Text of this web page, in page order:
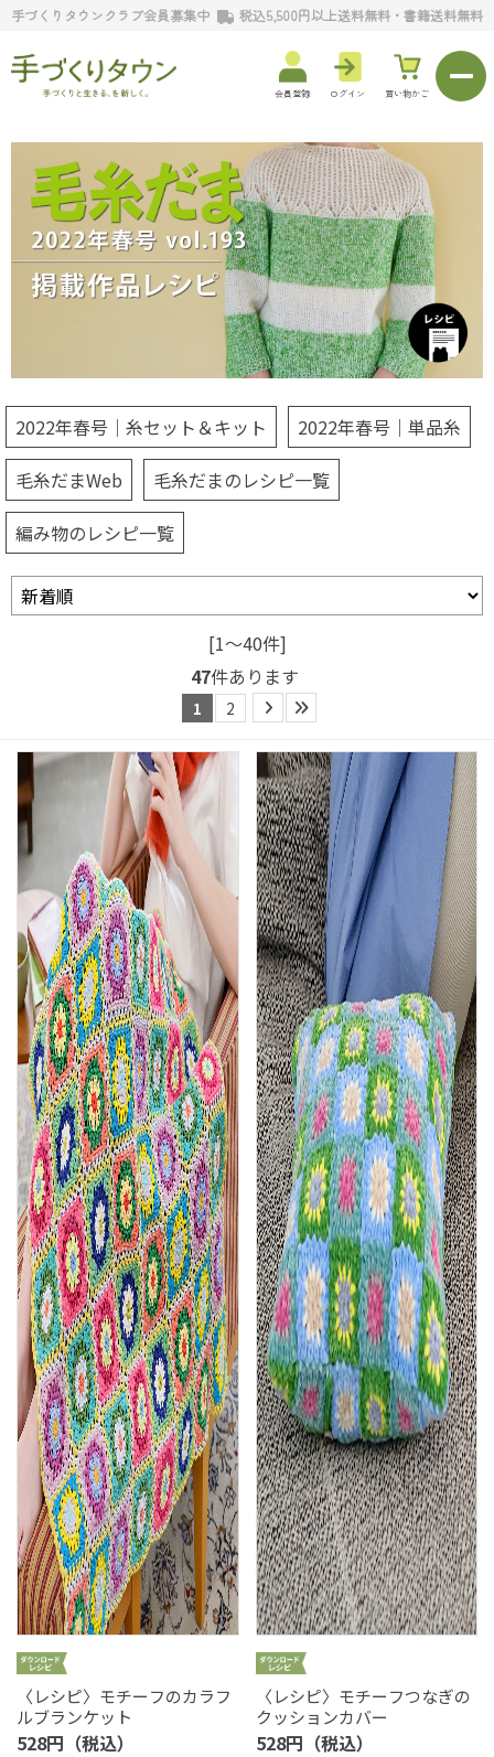
手づくりタウンクラブ会員募集中 税込5,500円以上送料無料・書籍送料無料
会員登録 ログイン 買い物かご
2022年春号｜糸セット＆キット
2022年春号｜単品糸
毛糸だまWeb
毛糸だまのレシピ一覧
編み物のレシピ一覧
[1～40件]
47件あります
1 2
〈レシピ〉モチーフのカラフ
ルブランケット
528円（税込）
〈レシピ〉モチーフつなぎの
クッションカバー
528円（税込）